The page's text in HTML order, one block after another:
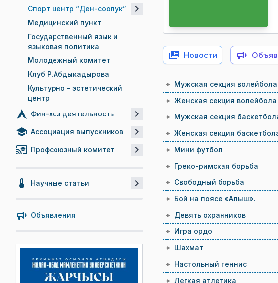
Спорт центр “Ден-соолук”
Медицинский пункт
Государственный язык и
языковая политика
Молодежный комитет
Клуб Р.Абдыкадырова
Культурно - эстетический
центр
Фин-хоз деятельность
Ассоциация выпускников
Профсоюзный комитет
Научные статьи
Объявления
Новости
Мужская секция волейбола
Женская секция волейбола
Мужская секция
Женская секция
Мини футбол
Греко-римская борьба
Свободный борьба
Бой на поясе «Алыш».
Девять охранников
Игра ордо
Шахмат
Настольный теннис
Легкая атлетика